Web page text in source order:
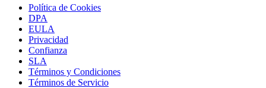
Política de Cookies
DPA
EULA
Privacidad
Confianza
SLA
Términos y Condiciones
Términos de Servicio